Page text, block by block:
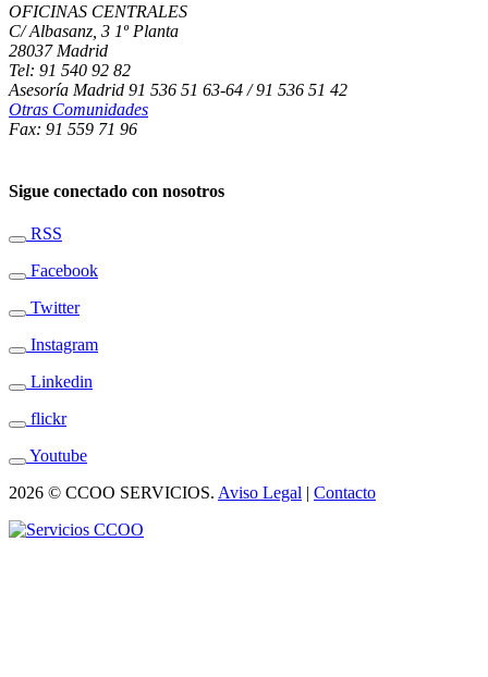
OFICINAS CENTRALES
C/ Albasanz, 3 1º Planta
28037 Madrid
Tel: 91 540 92 82
Asesoría Madrid 91 536 51 63-64 / 91 536 51 42
Otras Comunidades
Fax: 91 559 71 96
Sigue conectado con nosotros
RSS
Facebook
Twitter
Instagram
Linkedin
flickr
Youtube
2026 © CCOO SERVICIOS. Aviso Legal | Contacto